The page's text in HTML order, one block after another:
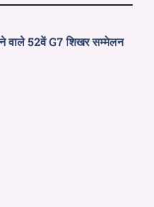
वाले 52वें G7 शिखर सम्मेलन